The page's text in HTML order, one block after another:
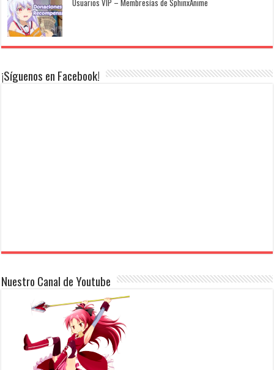
Usuarios VIP – Membresías de SphinxAnime
¡Síguenos en Facebook!
Nuestro Canal de Youtube